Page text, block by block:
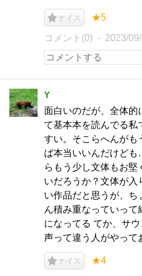
ナイス ★5
コメント(0) 2023/
Y
面白いのだが、全体的
て基本本を読んでる私
すい。そこらへんがも
ば本当いいんだけど
らもう少し文体もお
いだろうか？文体が
い作品だと思うが、ち
ん積み重なっていって
になってる てか、サ
声って違う人がやって
ナイス ★4